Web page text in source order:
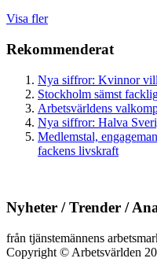
Visa fler
Rekommenderat
Nya siffror: Kvinnor
Stockholm sämst
Arbetsvärldens
Nya siffror: Halva
Medlemstal,
fackens livskraft
Nyheter / Trender /
från tjänstemännens
Copyright © Arbetsvärlden